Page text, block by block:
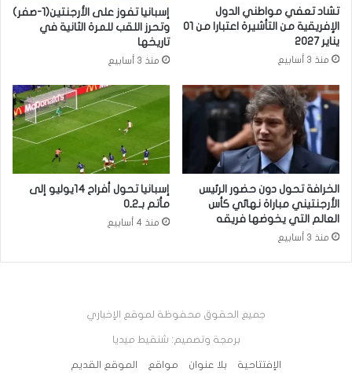
تشاد تعفي مواطني الدول
الإفريقية من التأشيرة اعتبارا من 01
يناير 2027
منذ 3 أسابيع
إسبانيا تفوز على الأرجنتين(1-صفر)
وتحرز اللقب للمرة الثانية في
تاريخها
منذ 3 أسابيع
الخرافة تحول دون حضور الرئيس
الأرجنتيني مباراة نهائي كأس
العالم التي يخوضها فريقه
منذ 3 أسابيع
إسبانيا تحول أفراح 14يوليو إلى
مأتم بـ2ـ0
منذ 4 أسابيع
جميع الحقوق محفوظة لموقع الإخباري
برمجة وتصميم: شنقيط ميديا
الإفتتاحية بلا عنوان مواقع الموقع القديم